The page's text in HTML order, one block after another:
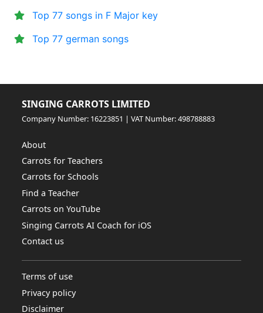
Top 77 songs in F Major key
Top 77 german songs
SINGING CARROTS LIMITED
Company Number: 16223851 | VAT Number: 498788883
About
Carrots for Teachers
Carrots for Schools
Find a Teacher
Carrots on YouTube
Singing Carrots AI Coach for iOS
Contact us
Terms of use
Privacy policy
Disclaimer